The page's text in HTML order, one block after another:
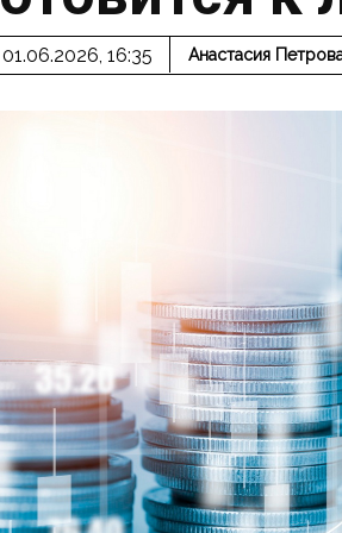
01.06.2026, 16:35 Анастасия